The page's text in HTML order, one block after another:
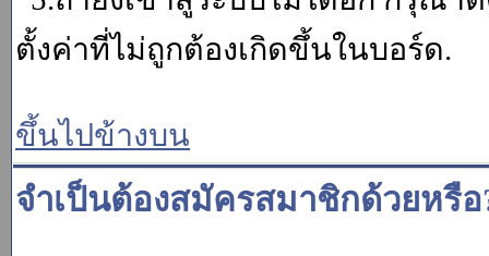
ตั้งค่าที่ไม่ถูกต้องเกิดขึ้นในบอร์ด.
ขึ้นไปข้างบน
จำเป็นต้องสมัครสมาชิกด้วยหรือ